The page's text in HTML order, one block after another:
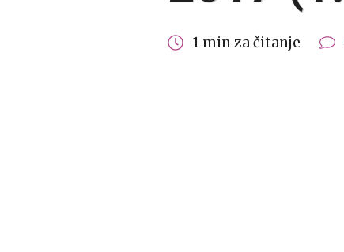
1 min za čitanje